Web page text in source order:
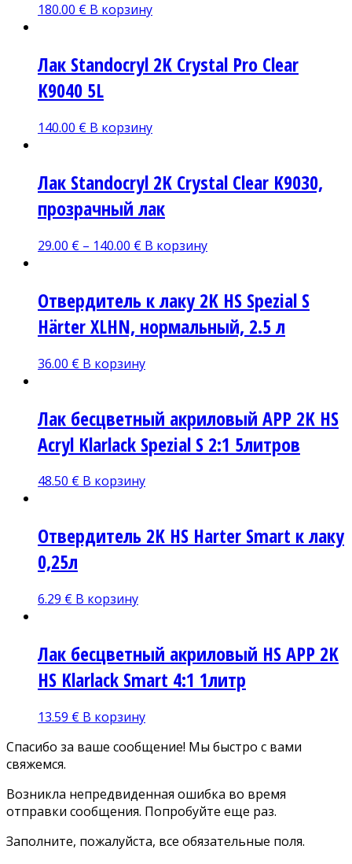
180.00 € В корзину
Лак Standocryl 2K Crystal Pro Clear
K9040 5L
140.00 € В корзину
Лак Standocryl 2K Crystal Clear K9030,
прозрачный лак
29.00 € – 140.00 € В корзину
Отвердитель к лаку 2K HS Spezial S
Härter ХLHN, нормальный, 2.5 л
36.00 € В корзину
Лак бесцветный акриловый APP 2K HS
Acryl Klarlack Spezial S 2:1 5литров
48.50 € В корзину
Отвердитель 2K HS Harter Smart к лаку
0,25л
6.29 € В корзину
Лак бесцветный акриловый HS APP 2K
HS Klarlack Smart 4:1 1литр
13.59 € В корзину
Спасибо за ваше сообщение! Мы быстро с вами
свяжемся.
Возникла непредвиденная ошибка во время
отправки сообщения. Попробуйте еще раз.
Заполните, пожалуйста, все обязательные поля.